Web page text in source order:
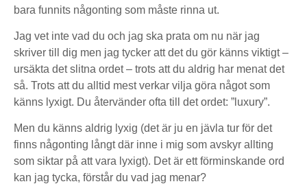
bara funnits någonting som måste rinna ut.
Jag vet inte vad du och jag ska prata om nu när jag
skriver till dig men jag tycker att det du gör känns viktigt –
ursäkta det slitna ordet – trots att du aldrig har menat det
så. Trots att du alltid mest verkar vilja göra något som
känns lyxigt. Du återvänder ofta till det ordet: ”luxury”.
Men du känns aldrig lyxig (det är ju en jävla tur för det
finns någonting långt där inne i mig som avskyr allting
som siktar på att vara lyxigt). Det är ett förminskande ord
kan jag tycka, förstår du vad jag menar?